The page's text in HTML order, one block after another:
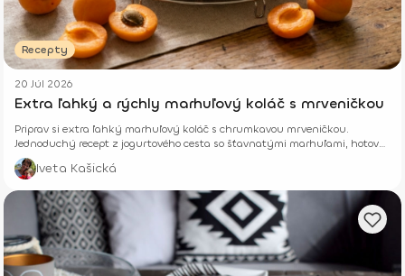
Recepty
20 Júl 2026
Extra ľahký a rýchly marhuľový koláč s mrveničkou
Priprav si extra ľahký marhuľový koláč s chrumkavou mrveničkou.
Jednoduchý recept z jogurtového cesta so šťavnatými marhuľami, hotový
z pár surovín.
Iveta Kašická